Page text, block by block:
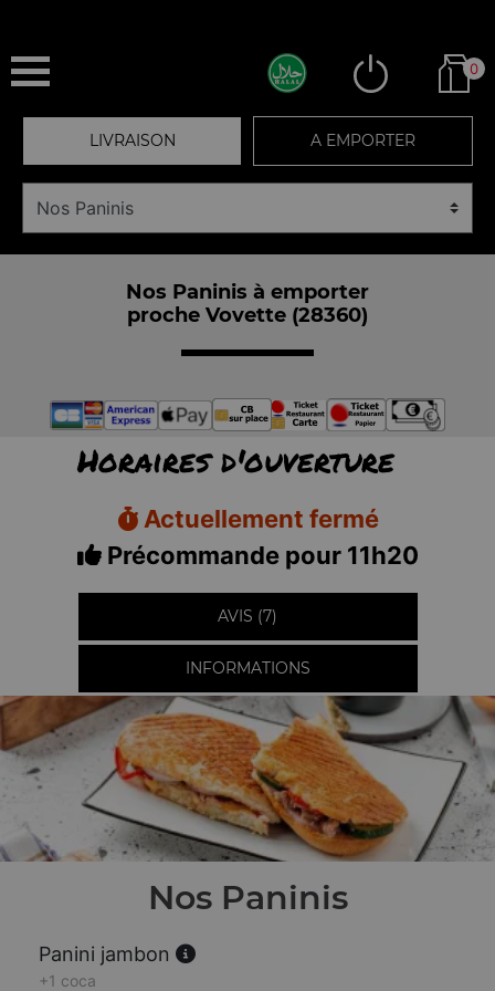
0
LIVRAISON A EMPORTER
Nos Paninis à emporter
proche Vovette (28360)
Horaires d'ouverture
Actuellement fermé
Précommande pour 11h20
AVIS (7)
INFORMATIONS
Nos Paninis
Panini jambon
+1 coca